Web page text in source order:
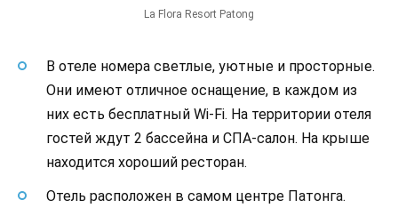
La Flora Resort Patong
В отеле номера светлые, уютные и просторные.
Они имеют отличное оснащение, в каждом из
них есть бесплатный Wi-Fi. На территории отеля
гостей ждут 2 бассейна и СПА-салон. На крыше
находится хороший ресторан.
Отель расположен в самом центре Патонга.